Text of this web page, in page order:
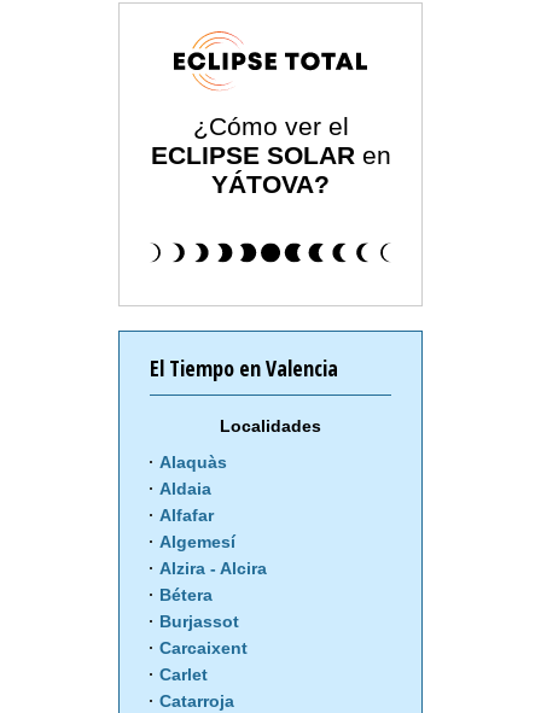
¿Cómo ver el
ECLIPSE SOLAR en
YÁTOVA?
El Tiempo en Valencia
Localidades
Alaquàs
Aldaia
Alfafar
Algemesí
Alzira - Alcira
Bétera
Burjassot
Carcaixent
Carlet
Catarroja